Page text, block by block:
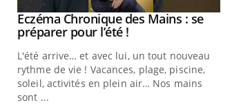
Youtube
Eczéma Chronique des Mains : se
préparer pour l’été !Youtube
L'été arrive… et avec lui, un tout nouveau
rythme de vie ! Vacances, plage, piscine,
soleil, activités en plein air… Nos mains
sont ...